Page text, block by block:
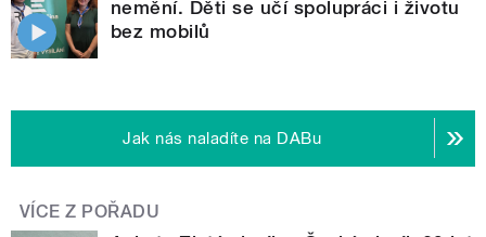
nemění. Děti se učí spolupráci i životu
bez mobilů
Jak nás naladíte na DABu
VÍCE Z POŘADU